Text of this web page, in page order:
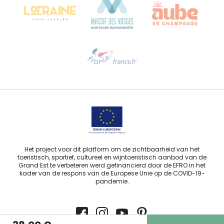
Stuur ons een e-mail
Het project voor dit platform om de zichtbaarheid van het
toeristisch, sportief, cultureel en wijntoeristisch aanbod van de
Grand Est te verbeteren werd gefinancierd door de EFRO in het
kader van de respons van de Europese Unie op de COVID-19-
pandemie.